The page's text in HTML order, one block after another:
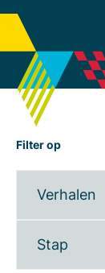
Filter op
Verhalen
Stap